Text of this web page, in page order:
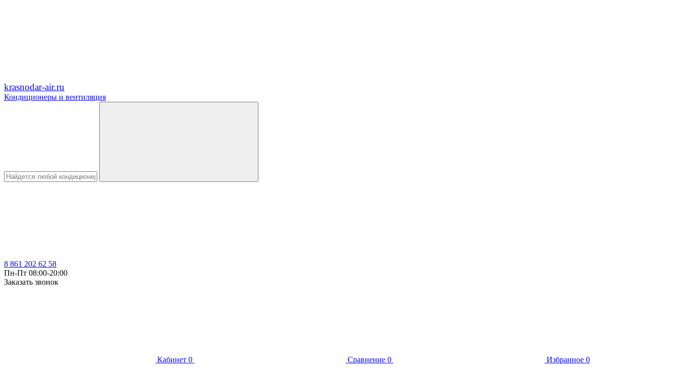
krasnodar-air.ru
Кондиционеры и вентиляция
8 861 202 62 58
Пн-Пт 08:00-20:00
Заказать звонок
Кабинет 0 Сравнение 0 Избранное 0